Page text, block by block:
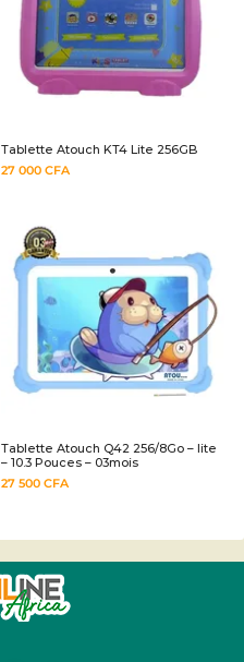
Tablette Atouch KT4 Lite 256GB
27 000 CFA
Tablette Atouch Q42 256/8Go – lite
– 10.3 Pouces – 03mois
27 500 CFA